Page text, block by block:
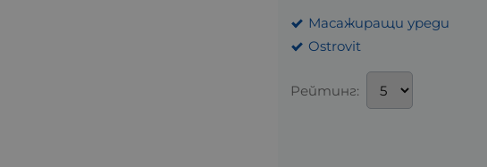
Масажиращи уреди
Ostrovit
Рейтинг: